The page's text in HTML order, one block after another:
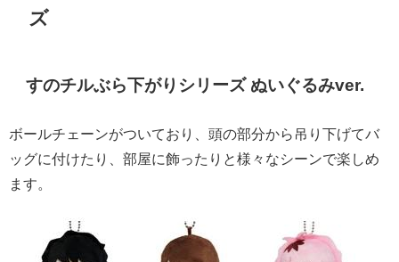
ズ
すのチルぶら下がりシリーズ ぬいぐるみver.
ボールチェーンがついており、頭の部分から吊り下げてバ
ッグに付けたり、部屋に飾ったりと様々なシーンで楽しめ
ます。